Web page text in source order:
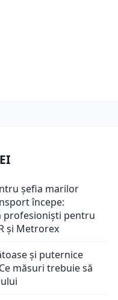
șefia marilor
începe:
profesioniști pentru
și Metrorex
și puternice
măsuri trebuie să